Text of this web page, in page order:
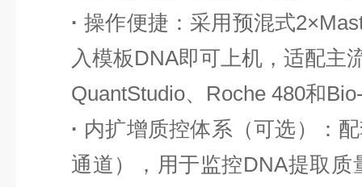
·操作便捷 ：采用预混式
入模板DNA即可上机，适配主
QuantStudio、 Roche 480和
· 内扩增质控体系（可选）
：
通道），用于监控DNA提取质